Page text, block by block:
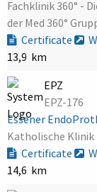
Fachklinik 360° -
der Med 360°
Certificate
13,9 km
EPZ
EPZ-176
Essener
Katholische Klinik
Certificate
14,6 km